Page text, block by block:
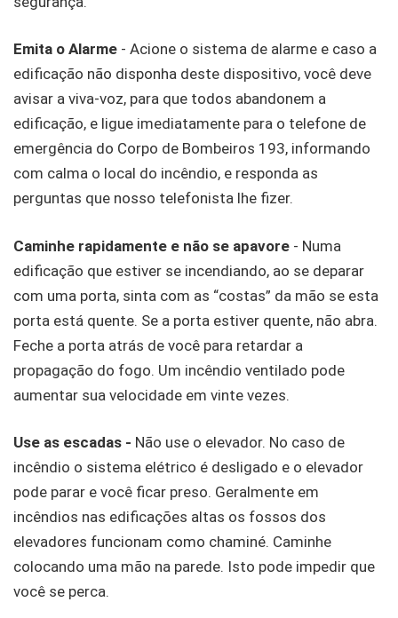
Emita o Alarme - Acione o sistema de alarme e caso a
edificação não disponha deste dispositivo, você deve
avisar a viva-voz, para que todos abandonem a
edificação, e ligue imediatamente para o telefone de
emergência do Corpo de Bombeiros 193, informando
com calma o local do incêndio, e responda as
perguntas que nosso telefonista lhe fizer.
Caminhe rapidamente e não se apavore - Numa
edificação que estiver se incendiando, ao se deparar
com uma porta, sinta com as “costas” da mão se esta
porta está quente. Se a porta estiver quente, não abra.
Feche a porta atrás de você para retardar a
propagação do fogo. Um incêndio ventilado pode
aumentar sua velocidade em vinte vezes.
Use as escadas - Não use o elevador. No caso de
incêndio o sistema elétrico é desligado e o elevador
pode parar e você ficar preso. Geralmente em
incêndios nas edificações altas os fossos dos
elevadores funcionam como chaminé. Caminhe
colocando uma mão na parede. Isto pode impedir que
você se perca.